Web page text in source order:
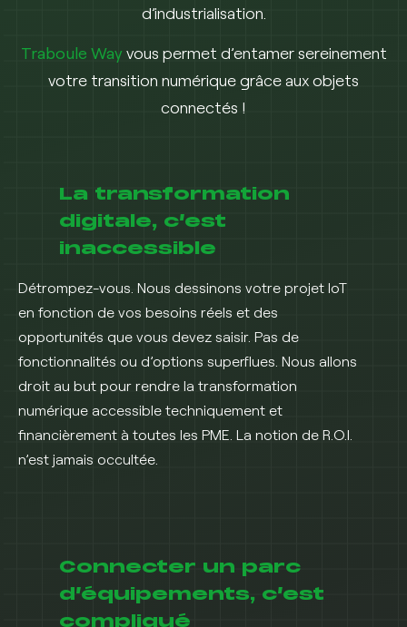
d’industrialisation.
Traboule Way vous permet d’entamer sereinement
votre transition numérique grâce aux objets
connectés !
La transformation
digitale, c’est
inaccessible
Détrompez-vous. Nous dessinons votre projet IoT
en fonction de vos besoins réels et des
opportunités que vous devez saisir. Pas de
fonctionnalités ou d’options superflues. Nous allons
droit au but pour rendre la transformation
numérique accessible techniquement et
financièrement à toutes les PME. La notion de R.O.I.
n’est jamais occultée.
Connecter un parc
d’équipements, c’est
compliqué